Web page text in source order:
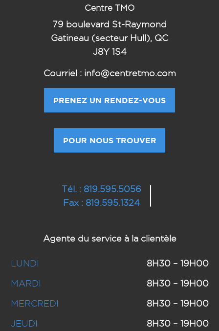
Centre TMO
79 boulevard St-Raymond
Gatineau (secteur Hull), QC
J8Y 1S4
Courriel : info@centretmo.com
PRENEZ UN RENDEZ-VOUS
POUR NOUS TROUVER
Tél. : 819.595.5056
Fax : 819.595.1324
Agente du service à la clientèle
LUNDI 8H30 – 19H00
MARDI 8H30 – 19H00
MERCREDI 8H30 – 19H00
JEUDI 8H30 – 19H00